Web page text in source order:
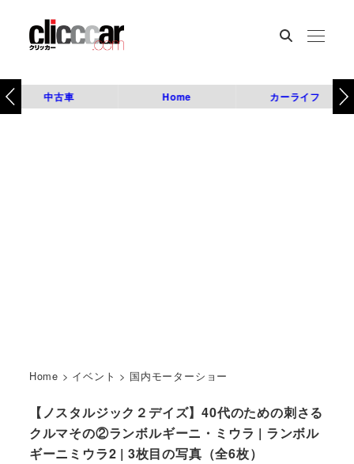
中古車 Home カーライフ
Home > イベント > 国内モーターショー
【ノスタルジック２デイズ】40代のための刺さる
クルマその②ランボルギーニ・ミウラ | ランボル
ギーニミウラ2 | 3枚目の写真（全6枚）